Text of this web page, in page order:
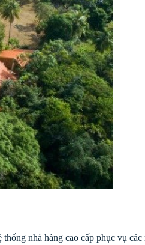
nhà hàng cao cấp phục vụ các